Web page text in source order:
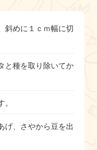
斜めに１ｃｍ幅に切
と種を取り除いてか
げ、さやから豆を出